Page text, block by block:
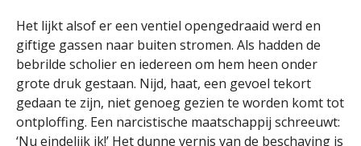
Het lijkt alsof er een ventiel opengedraaid werd en
giftige gassen naar buiten stromen. Als hadden de
bebrilde scholier en iedereen om hem heen onder
grote druk gestaan. Nijd, haat, een gevoel tekort
gedaan te zijn, niet genoeg gezien te worden komt tot
ontploffing. Een narcistische maatschappij schreeuwt:
‘Nu eindelijk ik!’ Het dunne vernis van de beschaving is